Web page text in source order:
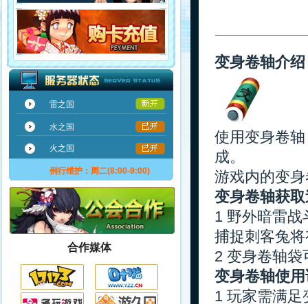
雷之国
水之国
火之国
例行维护：周二(8:00-9:00)
合作媒体
变身卷轴介
使用变身卷
成。
游戏内的变
变身卷轴获
1 野外暗雷战
捕捉刺客兔
2 变身卷轴
变身卷轴使
1 玩家需满